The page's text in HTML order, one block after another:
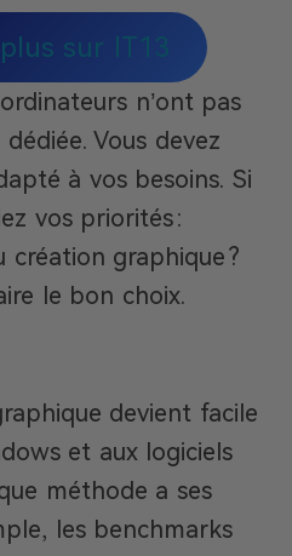
sur IT13
n’ont pas
Vous devez
à vos besoins. Si
vos priorités :
création graphique ?
le bon choix.
devient facile
et aux logiciels
méthode a ses
les benchmarks